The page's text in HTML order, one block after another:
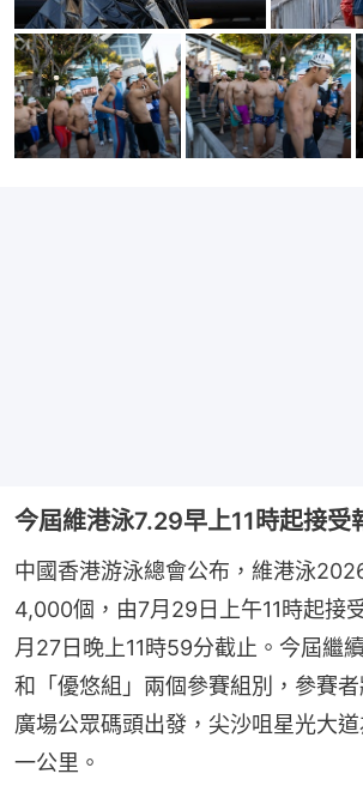
今屆維港泳7.29早上11時起接
中國香港游泳總會公布，維港泳
4,000個，由7月29日上午11時起接
月27日晚上11時59分截止。今屆繼
和「優悠組」兩個參賽組別，參賽
廣場公眾碼頭出發，尖沙咀星光大
一公里。